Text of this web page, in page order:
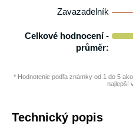
Zavazadelník
Celkové hodnocení -
průměr:
* Hodnotenie podľa známky od 1 do 5
najlepší
Technický popis